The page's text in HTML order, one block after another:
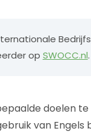
op SWOCC.nl.
doelen
van